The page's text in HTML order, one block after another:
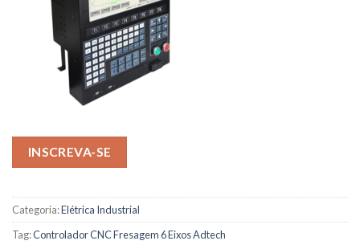
INSCREVA-SE
Categoria:Elétrica Industrial
Tag:Controlador CNC Fresagem 6 Eixos Adtech